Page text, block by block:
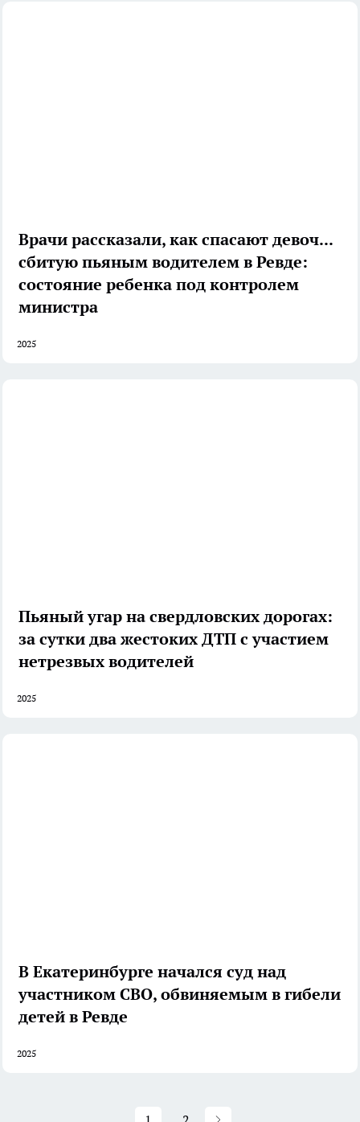
Врачи рассказали, как спасают девочку,
сбитую пьяным водителем в Ревде:
состояние ребенка под контролем
министра
2025
Пьяный угар на свердловских дорогах:
за сутки два жестоких ДТП с участием
нетрезвых водителей
2025
В Екатеринбурге начался суд над
участником СВО, обвиняемым в гибели
детей в Ревде
2025